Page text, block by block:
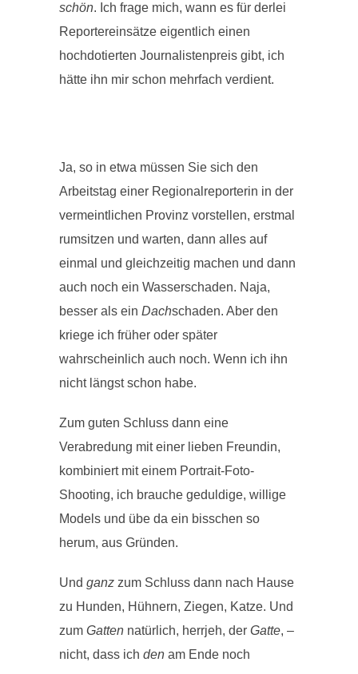
schön. Ich frage mich, wann es für derlei
Reportereinsätze eigentlich einen
hochdotierten Journalistenpreis gibt, ich
hätte ihn mir schon mehrfach verdient.
Ja, so in etwa müssen Sie sich den
Arbeitstag einer Regionalreporterin in der
vermeintlichen Provinz vorstellen, erstmal
rumsitzen und warten, dann alles auf
einmal und gleichzeitig machen und dann
auch noch ein Wasserschaden. Naja,
besser als ein Dachschaden. Aber den
kriege ich früher oder später
wahrscheinlich auch noch. Wenn ich ihn
nicht längst schon habe.
Zum guten Schluss dann eine
Verabredung mit einer lieben Freundin,
kombiniert mit einem Portrait-Foto-
Shooting, ich brauche geduldige, willige
Models und übe da ein bisschen so
herum, aus Gründen.
Und ganz zum Schluss dann nach Hause
zu Hunden, Hühnern, Ziegen, Katze. Und
zum Gatten natürlich, herrjeh, der Gatte, –
nicht, dass ich den am Ende noch